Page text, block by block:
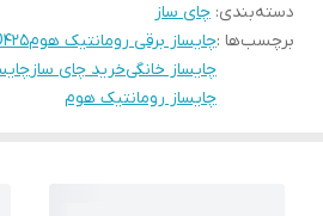
دسته‌بندی: چای ساز
برچسب‌ها :چایساز برقی رومانتیک هوم
چایساز خانگیخرید چای ساز
چایساز رومانتیک هوم